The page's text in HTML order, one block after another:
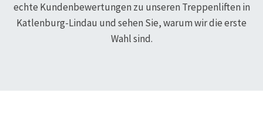
echte Kundenbewertungen zu unseren Treppenliften in
Katlenburg-Lindau und sehen Sie, warum wir die erste
Wahl sind.